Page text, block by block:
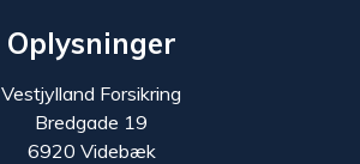
Oplysninger
Vestjylland Forsikring
Bredgade 19
6920 Videbæk